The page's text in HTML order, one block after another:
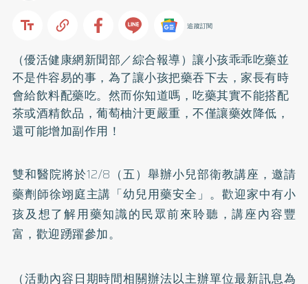
追蹤訂閱
（優活健康網新聞部／綜合報導）讓小孩乖乖吃藥並
不是件容易的事，為了讓小孩把藥吞下去，家長有時
會給飲料配藥吃。然而你知道嗎，吃藥其實不能搭配
茶或酒精飲品，葡萄柚汁更嚴重，不僅讓藥效降低，
還可能增加副作用！
雙和醫院將於12/8（五）舉辦小兒部衛教講座，邀請
藥劑師徐翊庭主講「幼兒用藥安全」。歡迎家中有小
孩及想了解用藥知識的民眾前來聆聽，講座內容豐
富，歡迎踴躍參加。
（活動內容日期時間相關辦法以主辦單位最新訊息為